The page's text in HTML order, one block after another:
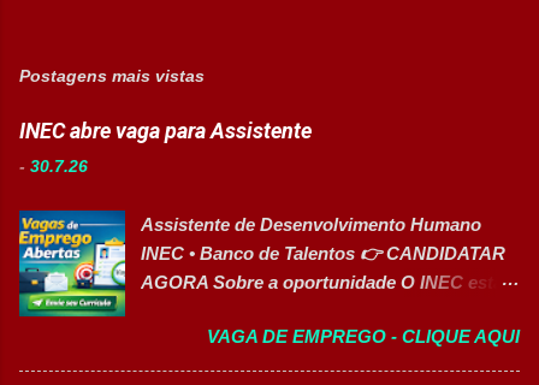
Postagens mais vistas
INEC abre vaga para Assistente
- 30.7.26
Assistente de Desenvolvimento Humano
INEC • Banco de Talentos 👉 CANDIDATAR
AGORA Sobre a oportunidade O INEC está
Talentos da função de Assistente de
Desenvolvimento Humano . O profissional
VAGA DE EMPREGO - CLIQUE AQUI